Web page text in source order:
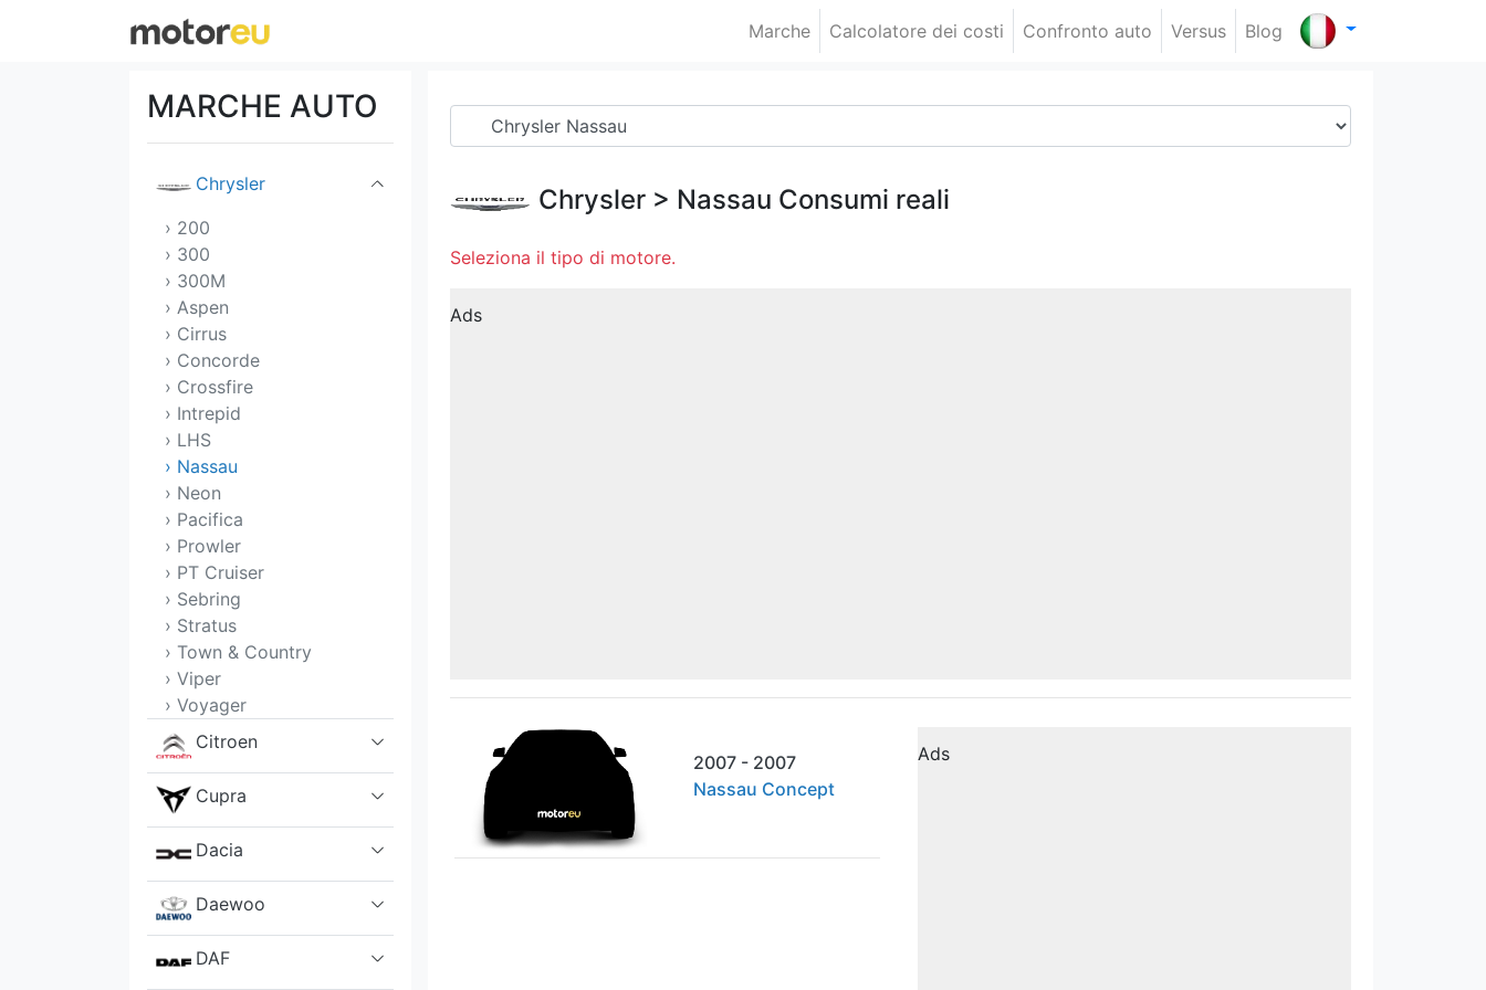
Marche Calcolatore dei costi Confronto auto Versus Blog
MARCHE AUTO
Cadillac
Chrysler
› 200
› 300
› 300M
› Aspen
› Cirrus
› Concorde
› Crossfire
› Intrepid
› LHS
› Nassau
› Neon
› Pacifica
› Prowler
› PT Cruiser
› Sebring
› Stratus
› Town & Country
› Viper
› Voyager
Citroen
Cupra
Dacia
Daewoo
DAF
Chrysler > Nassau Consumi reali
Seleziona il tipo di motore.
Ads
2007 - 2007
Nassau Concept
Ads